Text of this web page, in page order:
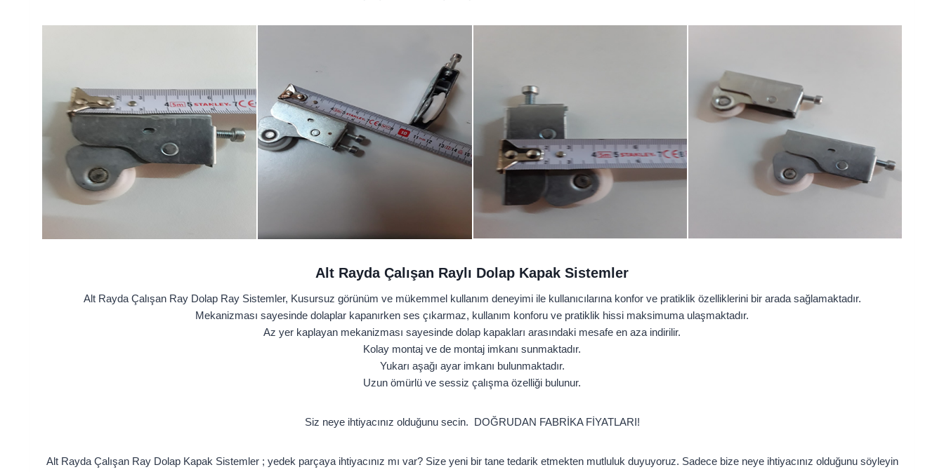
Alt Rayda Çalışan Raylı Dolap Kapak Sistemler
Alt Rayda Çalışan Ray Dolap Ray Sistemler, Kusursuz görünüm ve mükemmel kullanım deneyimi ile kullanıcılarına konfor ve pratiklik özelliklerini bir arada sağlamaktadır.
Mekanizması sayesinde dolaplar kapanırken ses çıkarmaz, kullanım konforu ve pratiklik hissi maksimuma ulaşmaktadır.
Az yer kaplayan mekanizması sayesinde dolap kapakları arasındaki mesafe en aza indirilir.
Kolay montaj ve de montaj imkanı sunmaktadır.
Yukarı aşağı ayar imkanı bulunmaktadır.
Uzun ömürlü ve sessiz çalışma özelliği bulunur.
Siz neye ihtiyacınız olduğunu secin. DOĞRUDAN FABRİKA FİYATLARI!
Alt Rayda Çalışan Ray Dolap Kapak Sistemler ; yedek parçaya ihtiyacınız mı var? Size yeni bir tane tedarik etmekten mutluluk duyuyoruz. Sadece bize neye ihtiyacınız olduğunu söyleyin